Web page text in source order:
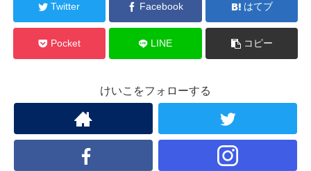
Twitter Facebook はてブ
Pocket LINE コピー
けいこをフォローする